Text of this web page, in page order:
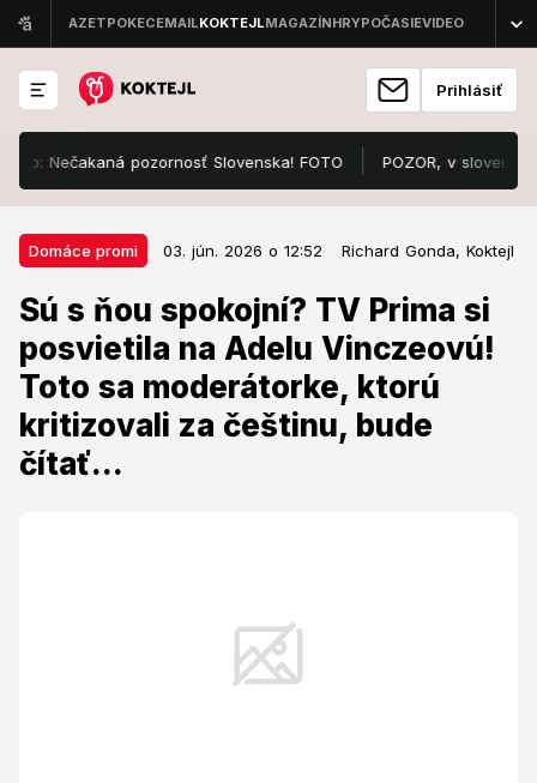
Prihlásiť
pozornosť Slovenska! FOTO POZOR, v slovenskom
Domáce promi 03. jún. 2026 o 12:52 Richard Gonda, Koktejl
Sú s ňou spokojní? TV Prima si
posvietila na Adelu Vinczeovú!
Toto sa moderátorke, ktorú
kritizovali za češtinu, bude
čítať...
Domáce promi 03. jún. 2026 o 12:52
Sú s ňou spokojní? TV Prima si
posvietila na Adelu Vinczeovú!
Toto sa moderátorke, ktorú
kritizovali za češtinu, bude čítať...
Čo si o nej myslia?